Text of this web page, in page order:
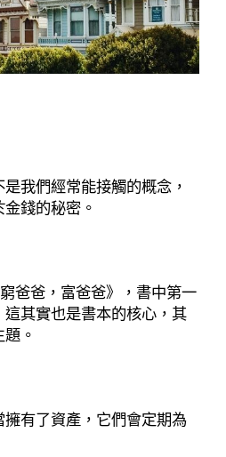
我們經常能接觸的概念，
錢的秘密。
爸爸，富爸爸》，書中第一
其實也是書本的核心，其
。
有了資產，它們會定期為